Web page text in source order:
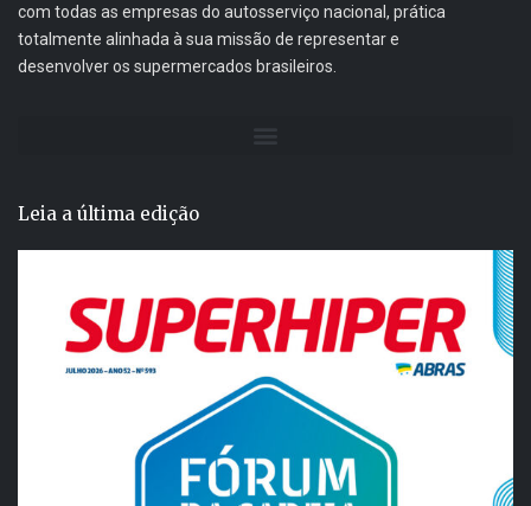
com todas as empresas do autosserviço nacional, prática
totalmente alinhada à sua missão de representar e
desenvolver os supermercados brasileiros.
Leia a última edição